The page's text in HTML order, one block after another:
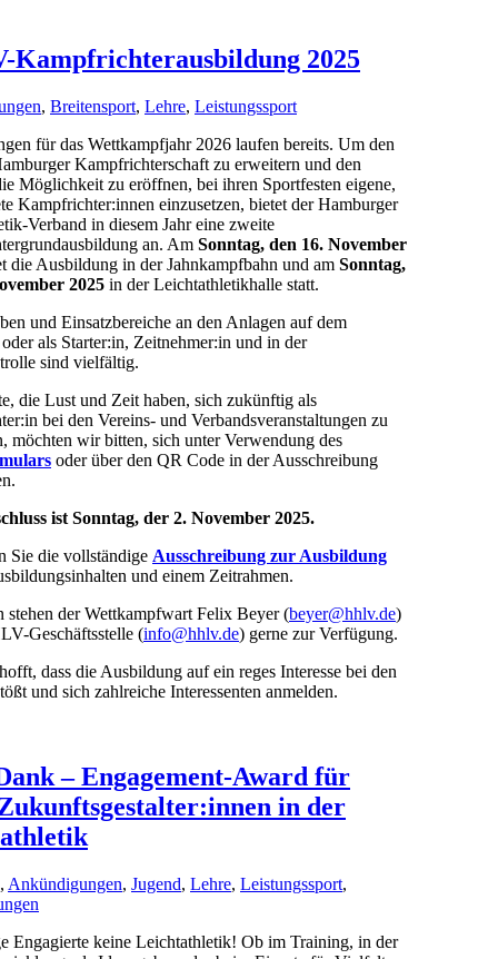
Kampfrichterausbildung 2025
, Breitensport, Lehre, Leistungssport
für das Wettkampfjahr 2026 laufen bereits. Um den
Kampfrichterschaft zu erweitern und den
Möglichkeit zu eröffnen, bei ihren Sportfesten eigene,
Kampfrichter:innen einzusetzen, bietet der Hamburger
Verband in diesem Jahr eine zweite
an. Am Sonntag, den 16. November
die Ausbildung in der Jahnkampfbahn und am Sonntag,
2025 in der Leichtathletikhalle statt.
und Einsatzbereiche an den Anlagen auf dem
als Starter:in, Zeitnehmer:in und in der
sind vielfältig.
die Lust und Zeit haben, sich zukünftig als
bei den Vereins- und Verbandsveranstaltungen zu
möchten wir bitten, sich unter Verwendung des
oder über den QR Code in der Ausschreibung
ist Sonntag, der 2. November 2025.
Sie die vollständige Ausschreibung zur Ausbildung
und einem Zeitrahmen.
stehen der Wettkampfwart Felix Beyer (beyer@hhlv.de)
Geschäftsstelle (info@hhlv.de) gerne zur Verfügung.
dass die Ausbildung auf ein reges Interesse bei den
und sich zahlreiche Interessenten anmelden.
– Engagement-Award für
in der
, Ankündigungen, Jugend, Lehre, Leistungssport,
Engagierte keine Leichtathletik! Ob im Training, in der